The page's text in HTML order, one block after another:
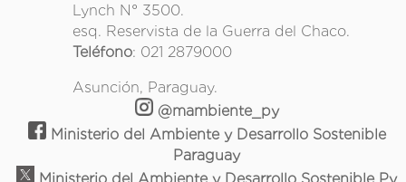
Lynch N° 3500.
esq. Reservista de la Guerra del Chaco.
Teléfono: 021 2879000
Asunción, Paraguay.
@mambiente_py
Ministerio del Ambiente y Desarrollo Sostenible
Paraguay